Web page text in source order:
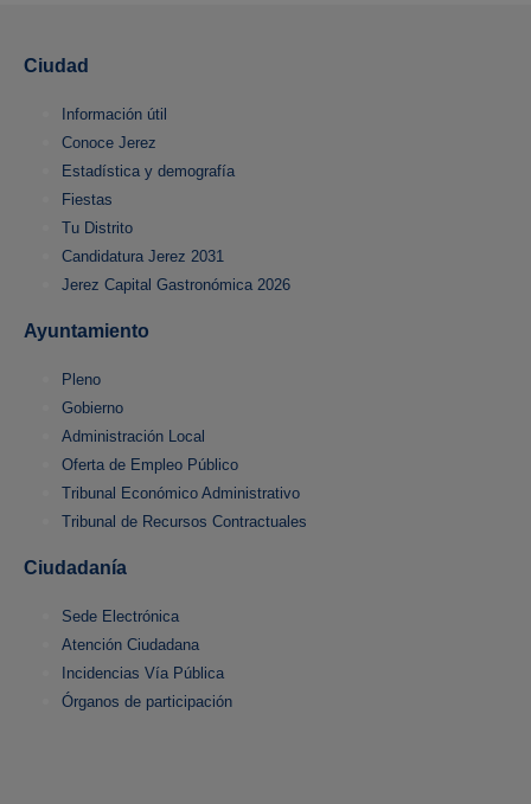
Ciudad
Información útil
Conoce Jerez
Estadística y demografía
Fiestas
Tu Distrito
Candidatura Jerez 2031
Jerez Capital Gastronómica 2026
Ayuntamiento
Pleno
Gobierno
Administración Local
Oferta de Empleo Público
Tribunal Económico Administrativo
Tribunal de Recursos Contractuales
Ciudadanía
Sede Electrónica
Atención Ciudadana
Incidencias Vía Pública
Órganos de participación